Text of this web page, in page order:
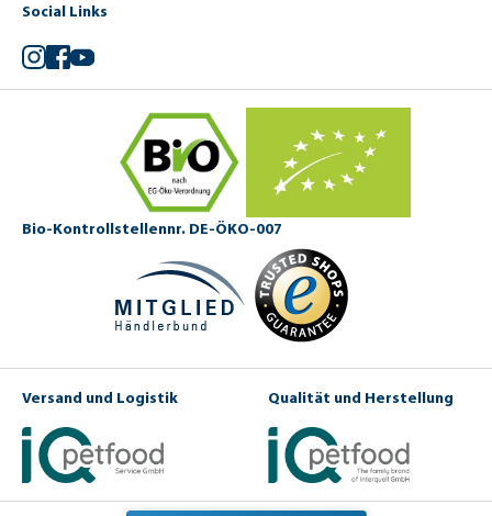
Social Links
Instagram
Facebook
YouTube
Bio-Kontrollstellennr. DE-ÖKO-007
Versand und Logistik Qualität und Herstellung